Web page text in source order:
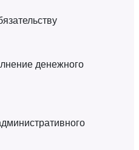
денежного